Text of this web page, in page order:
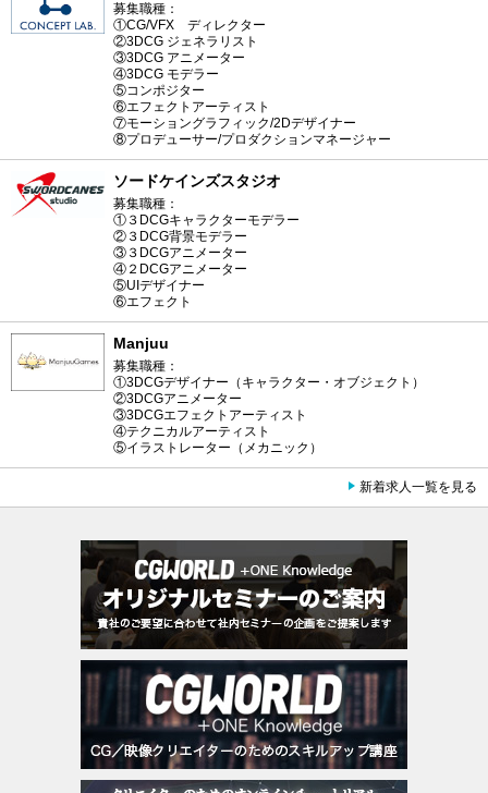
募集職種：
①CG/VFX ディレクター
②3DCG ジェネラリスト
③3DCG アニメーター
④3DCG モデラー
⑤コンポジター
⑥エフェクトアーティスト
⑦モーショングラフィック/2Dデザイナー
⑧プロデューサー/プロダクションマネージャー
ソードケインズスタジオ
募集職種：
①３DCGキャラクターモデラー
②３DCG背景モデラー
③３DCGアニメーター
④２DCGアニメーター
⑤UIデザイナー
⑥エフェクト
Manjuu
募集職種：
①3DCGデザイナー（キャラクター・オブジェクト）
②3DCGアニメーター
③3DCGエフェクトアーティスト
④テクニカルアーティスト
⑤イラストレーター（メカニック）
新着求人一覧を見る